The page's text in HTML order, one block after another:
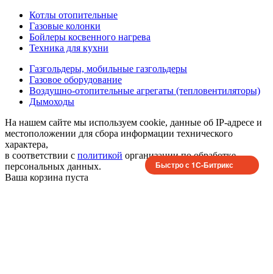
Котлы отопительные
Газовые колонки
Бойлеры косвенного нагрева
Техника для кухни
Газгольдеры, мобильные газгольдеры
Газовое оборудование
Воздушно-отопительные агрегаты (тепловентиляторы)
Дымоходы
На нашем сайте мы используем cookie, данные об IP-адресе и
местоположении для сбора информации технического
характера,
в соответствии с политикой организации по обработке
персональных данных.
Ваша корзина пуста
Быстро с 1С-Битрикс